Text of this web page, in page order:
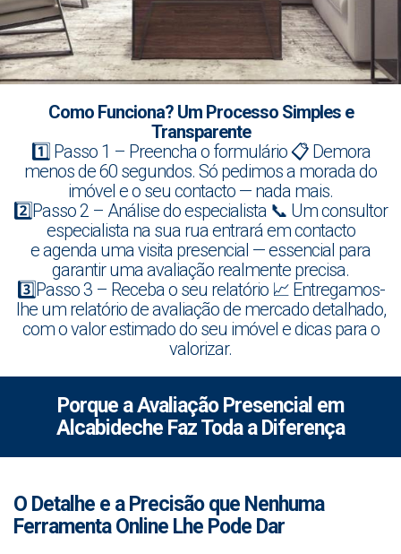
Como Funciona? Um Processo Simples e
Transparente
1️⃣ Passo 1 – Preencha o formulário 📋 Demora
menos de 60 segundos. Só pedimos a morada do
imóvel e o seu contacto — nada mais.
2️⃣Passo 2 – Análise do especialista 📞 Um consultor
especialista na sua rua entrará em contacto
e agenda uma visita presencial — essencial para
garantir uma avaliação realmente precisa.
3️⃣Passo 3 – Receba o seu relatório 📈 Entregamos-
lhe um relatório de avaliação de mercado detalhado,
com o valor estimado do seu imóvel e dicas para o
valorizar.
Porque a Avaliação Presencial em
Alcabideche Faz Toda a Diferença
O Detalhe e a Precisão que Nenhuma
Ferramenta Online Lhe Pode Dar